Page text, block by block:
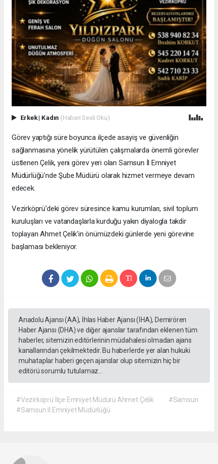
Erkek| Kadın (Haberi Sesli Oku)
Görev yaptığı süre boyunca ilçede asayiş ve güvenliğin
sağlanmasına yönelik yürütülen çalışmalarda önemli görevler
üstlenen Çelik, yeni görev yeri olan Samsun İl Emniyet
Müdürlüğü'nde Şube Müdürü olarak hizmet vermeye devam
edecek.
Vezirköprü'deki görev süresince kamu kurumları, sivil toplum
kuruluşları ve vatandaşlarla kurduğu yakın diyalogla takdir
toplayan Ahmet Çelik'in önümüzdeki günlerde yeni görevine
başlaması bekleniyor.
Anadolu Ajansı (AA), İhlas Haber Ajansı (İHA), Demirören
Haber Ajansı (DHA) ve diğer ajanslar tarafından eklenen tüm
haberler, sitemizin editörlerinin müdahalesi olmadan ajans
kanallarından çekilmektedir. Bu haberlerde yer alan hukuki
muhataplar haberi geçen ajanslar olup sitemizin hiç bir
editörü sorumlu tutulamaz...
#Vezirköprü İlçe Emniyet Müdürü Ahmet Çelik
#Samsun
#Samsun İl Emniyet Müdürlüğü